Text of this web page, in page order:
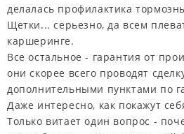
делалась профилактика
Щетки... серьезно, да всем
каршеринге.
Все остальное - гарантия от
они скорее всего проводят
дополнительными пунктами по
Даже интересно, как покажут
Только витает один вопрос -